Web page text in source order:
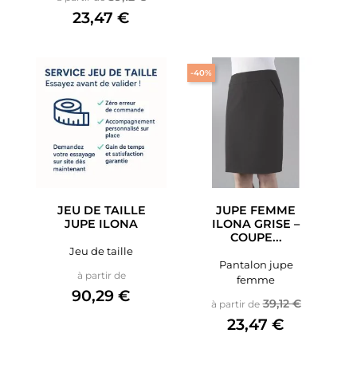
23,47 €
JEU DE TAILLE
JUPE ILONA
Jeu de taille
à partir dePrix
90,29 €
JUPE FEMME
ILONA GRISE –
COUPE...
Pantalon jupe
femme
à partir de Prix de base
39,12 €Prix
23,47 €
-40%